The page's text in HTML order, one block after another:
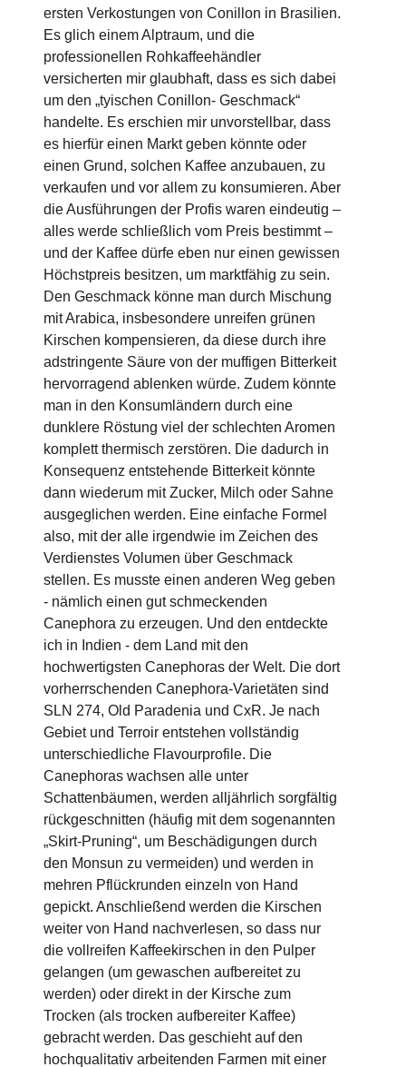
ersten Verkostungen von Conillon in Brasilien.
Es glich einem Alptraum, und die
professionellen Rohkaffeehändler
versicherten mir glaubhaft, dass es sich dabei
um den „tyischen Conillon- Geschmack“
handelte. Es erschien mir unvorstellbar, dass
es hierfür einen Markt geben könnte oder
einen Grund, solchen Kaffee anzubauen, zu
verkaufen und vor allem zu konsumieren. Aber
die Ausführungen der Profis waren eindeutig –
alles werde schließlich vom Preis bestimmt –
und der Kaffee dürfe eben nur einen gewissen
Höchstpreis besitzen, um marktfähig zu sein.
Den Geschmack könne man durch Mischung
mit Arabica, insbesondere unreifen grünen
Kirschen kompensieren, da diese durch ihre
adstringente Säure von der muffigen Bitterkeit
hervorragend ablenken würde. Zudem könnte
man in den Konsumländern durch eine
dunklere Röstung viel der schlechten Aromen
komplett thermisch zerstören. Die dadurch in
Konsequenz entstehende Bitterkeit könnte
dann wiederum mit Zucker, Milch oder Sahne
ausgeglichen werden. Eine einfache Formel
also, mit der alle irgendwie im Zeichen des
Verdienstes Volumen über Geschmack
stellen. Es musste einen anderen Weg geben
- nämlich einen gut schmeckenden
Canephora zu erzeugen. Und den entdeckte
ich in Indien - dem Land mit den
hochwertigsten Canephoras der Welt. Die dort
vorherrschenden Canephora-Varietäten sind
SLN 274, Old Paradenia und CxR. Je nach
Gebiet und Terroir entstehen vollständig
unterschiedliche Flavourprofile. Die
Canephoras wachsen alle unter
Schattenbäumen, werden alljährlich sorgfältig
rückgeschnitten (häufig mit dem sogenannten
„Skirt-Pruning“, um Beschädigungen durch
den Monsun zu vermeiden) und werden in
mehren Pflückrunden einzeln von Hand
gepickt. Anschließend werden die Kirschen
weiter von Hand nachverlesen, so dass nur
die vollreifen Kaffeekirschen in den Pulper
gelangen (um gewaschen aufbereitet zu
werden) oder direkt in der Kirsche zum
Trocken (als trocken aufbereiter Kaffee)
gebracht werden. Das geschieht auf den
hochqualitativ arbeitenden Farmen mit einer